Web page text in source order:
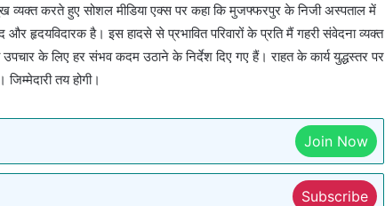
व्यक्त करते हुए सोशल मीडिया एक्स पर कहा कि मुजफ्फरपुर के निजी अस्पताल में
हृदयविदारक है। इस हादसे से प्रभावित परिवारों के प्रति मैं गहरी संवेदना व्यक्त
के लिए हर संभव कदम उठाने के निर्देश दिए गए हैं। राहत के कार्य युद्धस्तर पर
तय होगी।
Join Now
Subscribe